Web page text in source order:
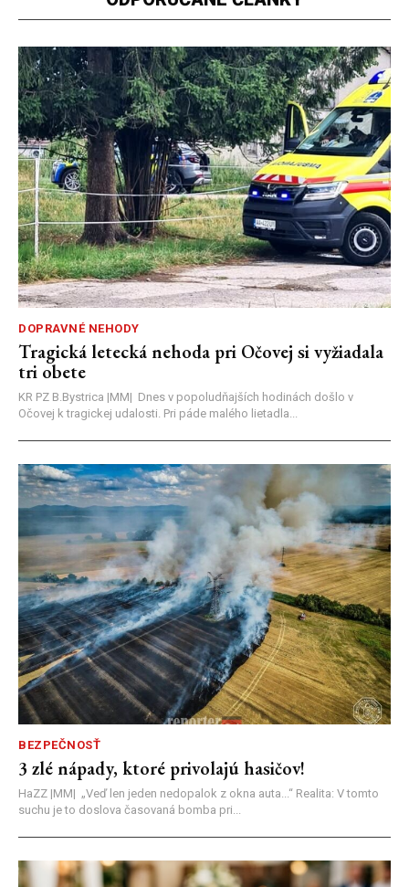
DOPRAVNÉ NEHODY
Tragická letecká nehoda pri Očovej si vyžiadala
tri obete
KR PZ B.Bystrica |MM| Dnes v popoludňajších hodinách došlo v
Očovej k tragickej udalosti. Pri páde malého lietadla...
BEZPEČNOSŤ
3 zlé nápady, ktoré privolajú hasičov!
HaZZ |MM| ​„Veď len jeden nedopalok z okna auta...“ ​Realita: V tomto
suchu je to doslova časovaná bomba pri...